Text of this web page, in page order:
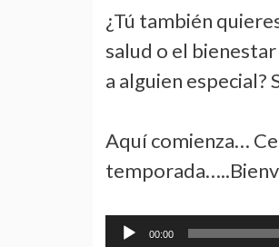
¿Tú también
salud o el
a alguien
Aquí comienza…
Reproductor
00:00